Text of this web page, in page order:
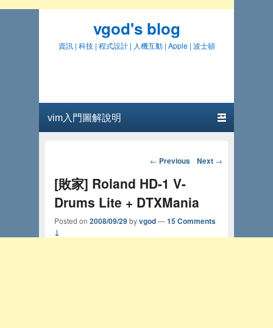
vgod's blog
資訊 | 科技 | 程式設計 | 人機互動 | Apple | 波士頓
Primary menu
Skip to primary content
Skip to secondary content
Post navigation
← Previous Next →
[敗家] Roland HD-1 V-
Drums Lite + DTXMania
Posted on 2008/09/29byvgod—15 Comments
↓